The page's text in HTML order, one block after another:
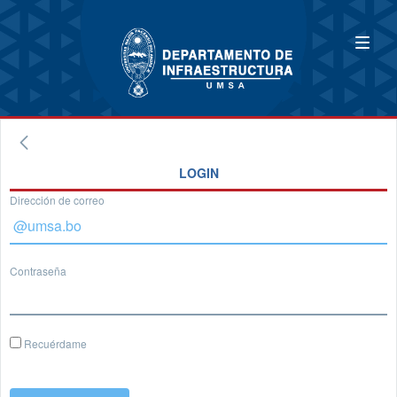
LOGIN
Dirección de correo
Contraseña
Recuérdame